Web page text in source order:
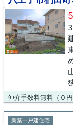
新築一戸建住宅